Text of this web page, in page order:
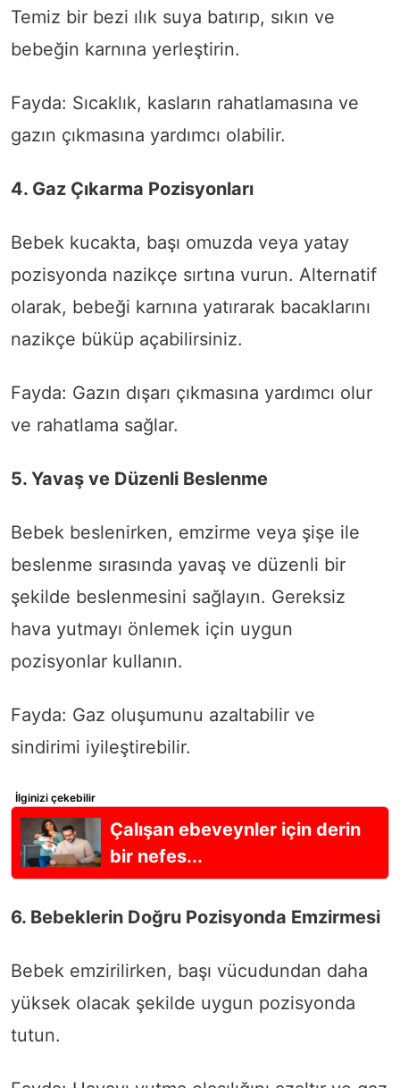
Temiz bir bezi ılık suya batırıp, sıkın ve
bebeğin karnına yerleştirin.
Fayda: Sıcaklık, kasların rahatlamasına ve
gazın çıkmasına yardımcı olabilir.
4. Gaz Çıkarma Pozisyonları
Bebek kucakta, başı omuzda veya yatay
pozisyonda nazikçe sırtına vurun. Alternatif
olarak, bebeği karnına yatırarak bacaklarını
nazikçe büküp açabilirsiniz.
Fayda: Gazın dışarı çıkmasına yardımcı olur
ve rahatlama sağlar.
5. Yavaş ve Düzenli Beslenme
Bebek beslenirken, emzirme veya şişe ile
beslenme sırasında yavaş ve düzenli bir
şekilde beslenmesini sağlayın. Gereksiz
hava yutmayı önlemek için uygun
pozisyonlar kullanın.
Fayda: Gaz oluşumunu azaltabilir ve
sindirimi iyileştirebilir.
İlginizi çekebilir
Çalışan ebeveynler için derin
bir nefes...
6. Bebeklerin Doğru Pozisyonda Emzirmesi
Bebek emzirilirken, başı vücudundan daha
yüksek olacak şekilde uygun pozisyonda
tutun.